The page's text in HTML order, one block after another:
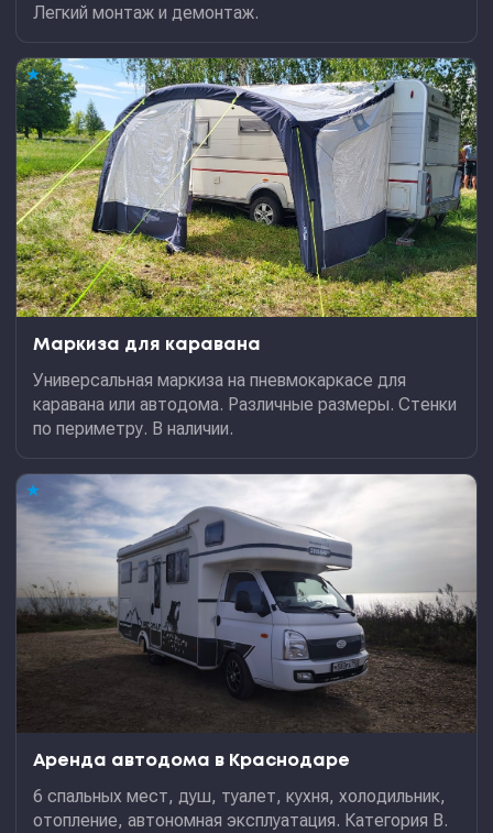
Легкий монтаж и демонтаж.
★
Маркиза для каравана
Универсальная маркиза на пневмокаркасе для
каравана или автодома. Различные размеры. Стенки
по периметру. В наличии.
★
Аренда автодома в Краснодаре
6 спальных мест, душ, туалет, кухня, холодильник,
отопление, автономная эксплуатация. Категория В.